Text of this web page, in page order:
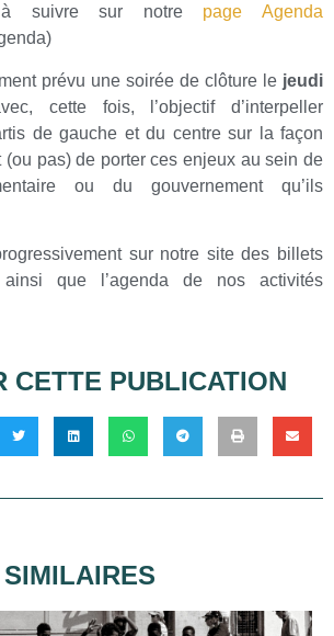
suivre sur notre page Agenda
prévu une soirée de clôture le jeudi
cette fois, l’objectif d’interpeller
de gauche et du centre sur la façon
pas) de porter ces enjeux au sein de
ou du gouvernement qu’ils
sur notre site des billets
que l’agenda de nos activités
CETTE PUBLICATION